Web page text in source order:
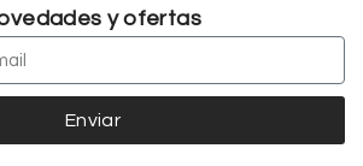
y ofertas
Enviar